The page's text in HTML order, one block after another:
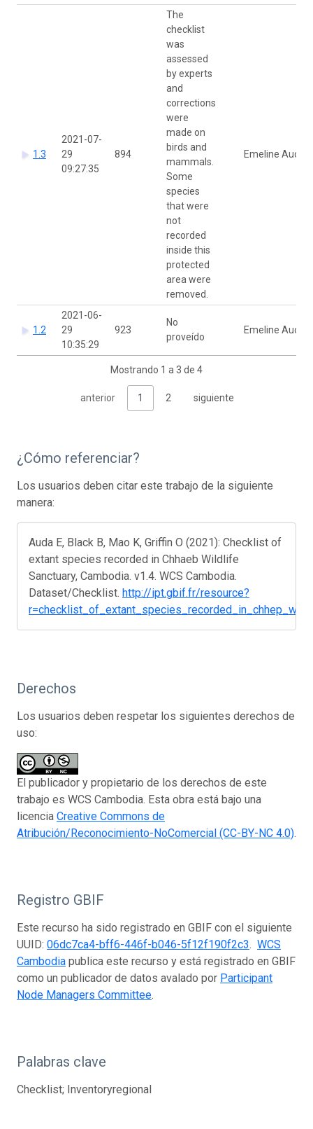
1.3
2021-07-
29
09:27:35
894
The
checklist
was
assessed
by experts
and
corrections
were
made on
birds and
mammals.
Some
species
that were
not
recorded
inside this
protected
area were
removed.
Emeline Auda
1.2
2021-06-
29
10:35:29
923
No
proveído
Emeline Auda
Mostrando 1 a 3 de 4
anterior 1 2 siguiente
¿Cómo referenciar?
Los usuarios deben citar este trabajo de la siguiente
manera:
Auda E, Black B, Mao K, Griffin O (2021): Checklist of
extant species recorded in Chhaeb Wildlife
Sanctuary, Cambodia. v1.4. WCS Cambodia.
Dataset/Checklist. http://ipt.gbif.fr/resource?
Derechos
Los usuarios deben respetar los siguientes derechos de
uso:
El publicador y propietario de los derechos de este
trabajo es WCS Cambodia. Esta obra está bajo una
licencia Creative Commons de
Atribución/Reconocimiento-NoComercial (CC-BY-NC 4.0).
Registro GBIF
Este recurso ha sido registrado en GBIF con el siguiente
UUID: 06dc7ca4-bff6-446f-b046-5f12f190f2c3. WCS
Cambodia publica este recurso y está registrado en GBIF
como un publicador de datos avalado por Participant
Node Managers Committee.
Palabras clave
Checklist; Inventoryregional